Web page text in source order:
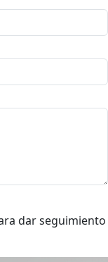
dar seguimiento